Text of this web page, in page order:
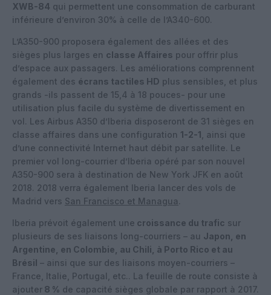
XWB-84 qui permettent une consommation de carburant
inférieure d’environ 30% à celle de l’A340-600.
L’A350-900 proposera également des allées et des
sièges plus larges en classe Affaires pour offrir plus
d’espace aux passagers. Les améliorations comprennent
également des écrans tactiles HD plus sensibles, et plus
grands -ils passent de 15,4 à 18 pouces- pour une
utilisation plus facile du système de divertissement en
vol. Les Airbus A350 d’Iberia disposeront de 31 sièges en
classe affaires dans une configuration 1-2-1 , ainsi que
d’une connectivité Internet haut débit par satellite. Le
premier vol long-courrier d’Iberia opéré par son nouvel
A350-900 sera à destination de New York JFK en août
2018. 2018 verra également Iberia lancer des vols de
Madrid vers San Francisco et Managua.
Iberia prévoit également une croissance du trafic sur
plusieurs de ses liaisons long-courriers – au Japon, en
Argentine, en Colombie, au Chili, à Porto Rico et au
Brésil – ainsi que sur des liaisons moyen-courriers –
France, Italie, Portugal, etc.. La feuille de route consiste à
ajouter 8 % de capacité sièges globale par rapport à 2017.